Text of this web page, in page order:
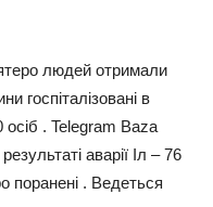
людей отримали
госпіталізовані в
. Telegram Baza
аварії Іл – 76
поранені . Ведеться